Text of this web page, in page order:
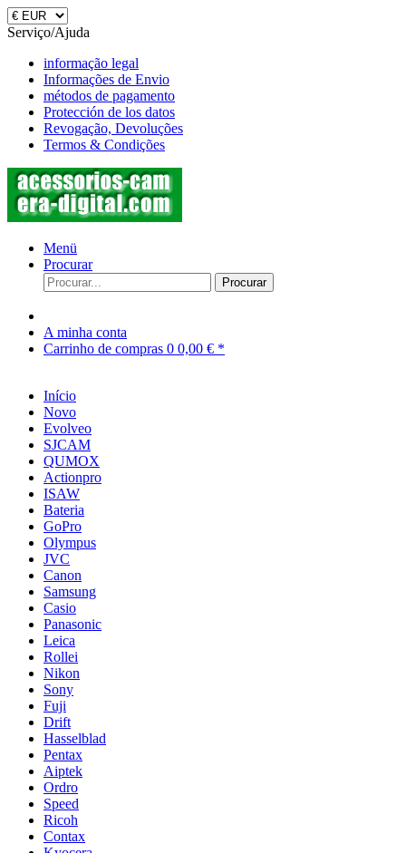
Serviço/Ajuda
informação legal
Informações de Envio
métodos de pagamento
Protección de los datos
Revogação, Devoluções
Termos & Condições
Menü
Procurar
Procurar
A minha conta
Carrinho de compras 0 0,00 € *
Início
Novo
Evolveo
SJCAM
QUMOX
Actionpro
ISAW
Bateria
GoPro
Olympus
JVC
Canon
Samsung
Casio
Panasonic
Leica
Rollei
Nikon
Sony
Fuji
Drift
Hasselblad
Pentax
Aiptek
Ordro
Speed
Ricoh
Contax